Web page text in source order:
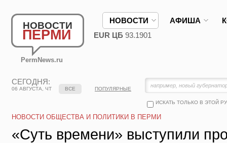
НОВОСТИ
ПЕРМИ
PermNews.ru
НОВОСТИ АФИША
EUR ЦБ 93.1901
СЕГОДНЯ:
06 АВГУСТА, ЧТ
ИСКАТЬ ТОЛЬКО В ЭТОЙ
ВСЕ ПОПУЛЯРНЫЕ
НОВОСТИ ОБЩЕСТВА И ПОЛИТИКИ В ПЕРМИ
«Суть времени» выступили